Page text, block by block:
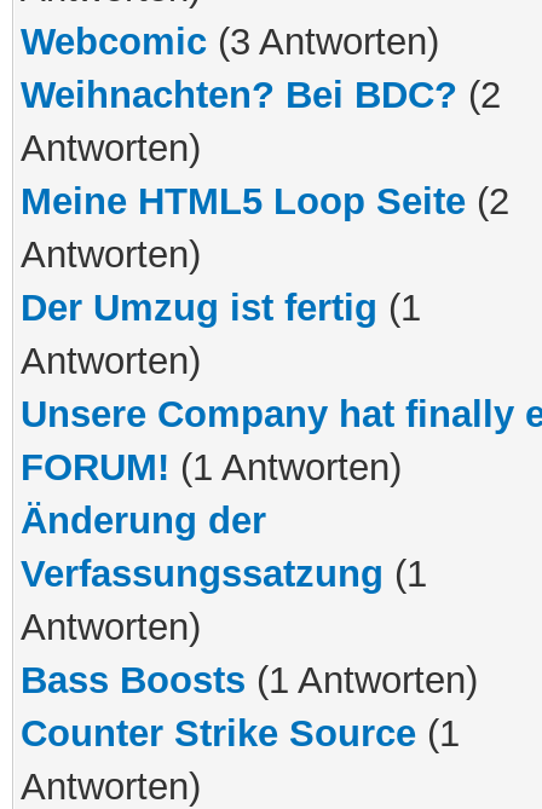
Webcomic (3 Antworten)
Weihnachten? Bei BDC? (2
Antworten)
Meine HTML5 Loop Seite (2
Antworten)
Der Umzug ist fertig (1
Antworten)
Unsere Company hat finally
FORUM! (1 Antworten)
Änderung der
Verfassungssatzung (1
Antworten)
Bass Boosts (1 Antworten)
Counter Strike Source (1
Antworten)